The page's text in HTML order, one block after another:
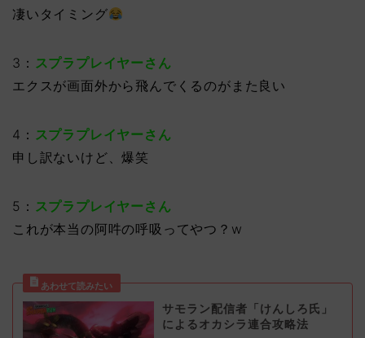
凄いタイミング
3： スプラプレイヤーさん
エクスが画面外から飛んでくるのがまた良い
4： スプラプレイヤーさん
申し訳ないけど、爆笑
5： スプラプレイヤーさん
これが本当の阿吽の呼吸ってやつ？w
サモラン配信者「けんしろ氏」
によるオカシラ連合攻略法